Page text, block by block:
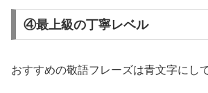
④最上級の丁寧レベル
おすすめの敬語フレーズは青文字にし